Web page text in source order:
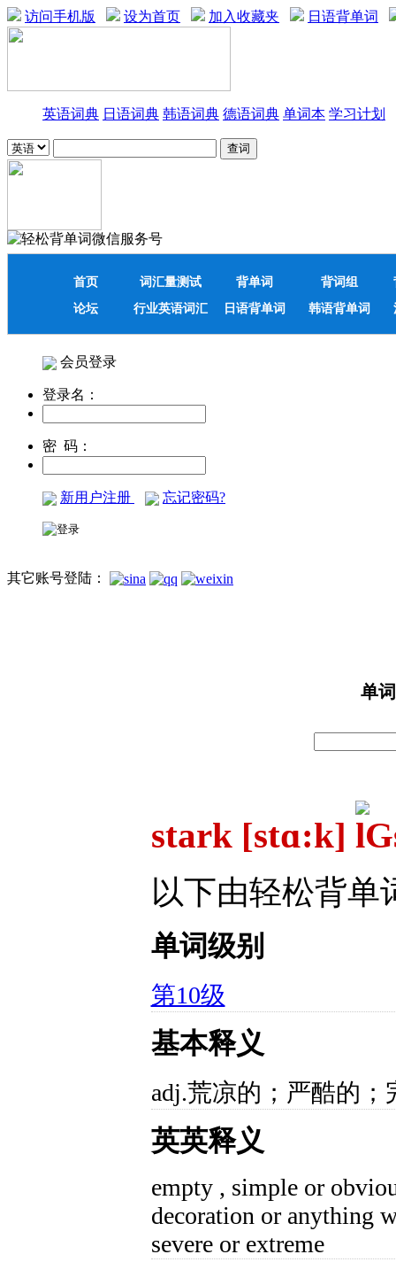
访问手机版 设为首页 加入收藏夹 日语背单词
英语词典 日语词典 韩语词典 德语词典 单词本 学习计划
首页 词汇量测试 背单词 背词组
论坛
行业英语词汇 日语背单词 韩语背单词
会员登录
登录名：
密 码：
新用户注册 忘记密码?
其它账号登陆：
单
stark [stɑ:k]
以下由轻松背单
单词级别
第10级
基本释义
adj.荒凉的；严酷的；
英英释义
empty , simple or
decoration or anything
severe or extreme